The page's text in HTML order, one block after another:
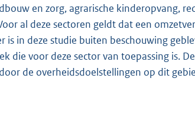
en zorg, agrarische kinderopvang,
al deze sectoren geldt dat een
is in deze studie buiten beschouwing
die voor deze sector van toepassing is.
de overheidsdoelstellingen op dit